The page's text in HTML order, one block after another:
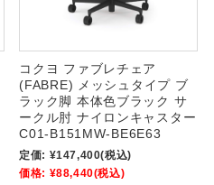
コクヨ ファブレチェア
(FABRE) メッシュタイプ ブ
ラック脚 本体色ブラック サ
ークル肘 ナイロンキャスター
C01-B151MW-BE6E63
定価: ¥147,400(税込)
価格: ¥88,440(税込)